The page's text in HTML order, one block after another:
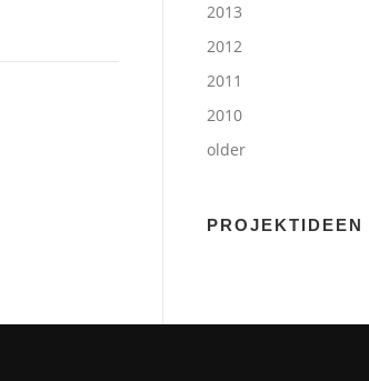
2013
2012
2011
2010
older
PROJEKTIDEEN